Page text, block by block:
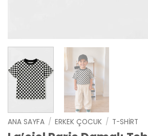
ANA SAYFA / ERKEK ÇOCUK / T-SHIRT